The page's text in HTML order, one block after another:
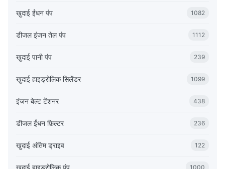
खुदाई ईंधन पंप 1082
डीजल इंजन तेल पंप 1112
खुदाई पानी पंप 239
खुदाई हाइड्रोलिक सिलेंडर 1099
इंजन बेल्ट टेंशनर 438
डीजल ईंधन फ़िल्टर 236
खुदाई अंतिम ड्राइव 122
खुदाई हाइड्रोलिक पंप 1000